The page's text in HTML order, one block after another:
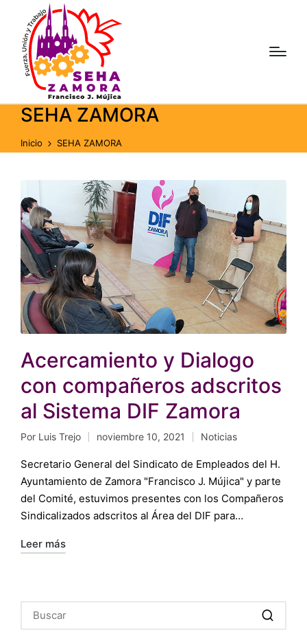
SEHA ZAMORA
Inicio SEHA ZAMORA
Acercamiento y Dialogo
con compañeros adscritos
al Sistema DIF Zamora
Publicado
por
Por Luis Trejo noviembre 10, 2021
Publicado
en
Noticias
Secretario General del Sindicato de Empleados del H.
Ayuntamiento de Zamora "Francisco J. Mújica" y parte
del Comité, estuvimos presentes con los Compañeros
Sindicalizados adscritos al Área del DIF para…
Leer más